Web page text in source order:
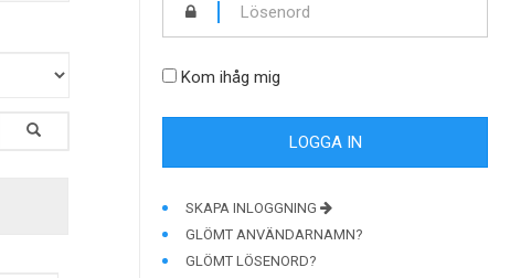
Kom ihåg mig
SKAPA INLOGGNING
GLÖMT ANVÄNDARNAMN?
GLÖMT LÖSENORD?